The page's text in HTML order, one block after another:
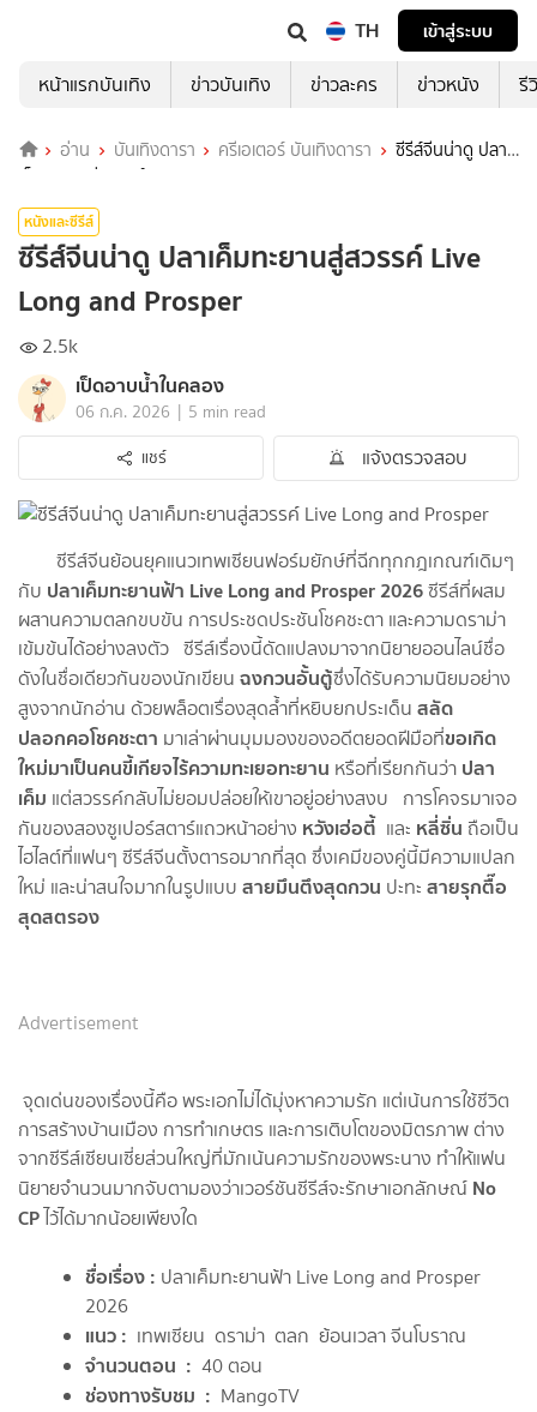
TH
เข้าสู่ระบบ
หน้าแรกบันเทิง
ข่าวบันเทิง ข่าวละคร ข่าวหนัง รี
อ่าน บันเทิงดารา ครีเอเตอร์ บันเทิงดารา
ซีรีส์จีนน่าดู ปลา
เค็มทะยานสู่สวรรค์ Live Long and Prosper
หนังและซีรีส์
ซีรีส์จีนน่าดู ปลาเค็มทะยานสู่สวรรค์ Live
Long and Prosper
2.5k
เป็ดอาบน้ำในคลอง
06 ก.ค. 2026 | 5 min read
แชร์
แจ้งตรวจสอบ
ซีรีส์จีนย้อนยุคแนวเทพเซียนฟอร์มยักษ์ที่ฉีกทุกกฎเกณฑ์เดิมๆ
กับ ปลาเค็มทะยานฟ้า Live Long and Prosper 2026ซีรีส์ที่ผสม
ผสานความตลกขบขัน การประชดประชันโชคชะตา และความดราม่า
เข้มข้นได้อย่างลงตัว ซีรีส์เรื่องนี้ดัดแปลงมาจากนิยายออนไลน์ชื่อ
ดังในชื่อเดียวกันของนักเขียน ฉงกวนอั้นตู้ซึ่งได้รับความนิยมอย่าง
สูงจากนักอ่าน ด้วยพล็อตเรื่องสุดล้ำที่หยิบยกประเด็น สลัด
ปลอกคอโชคชะตา มาเล่าผ่านมุมมองของอดีตยอดฝีมือที่ขอเกิด
ใหม่มาเป็นคนขี้เกียจไร้ความทะเยอทะยาน หรือที่เรียกกันว่า ปลา
เค็ม แต่สวรรค์กลับไม่ยอมปล่อยให้เขาอยู่อย่างสงบ การโคจรมาเจอ
กันของสองซูเปอร์สตาร์แถวหน้าอย่าง หวังเฮ่อตี้ และ หลี่ซิ่น ถือเป็น
ไฮไลต์ที่แฟนๆ ซีรีส์จีนตั้งตารอมากที่สุด ซึ่งเคมีของคู่นี้มีความแปลก
ใหม่ และน่าสนใจมากในรูปแบบ สายมึนตึงสุดกวน ปะทะ สายรุกตื๊อ
สุดสตรอง
Advertisement
จุดเด่นของเรื่องนี้คือ พระเอกไม่ได้มุ่งหาความรัก แต่เน้นการใช้ชีวิต
การสร้างบ้านเมือง การทำเกษตร และการเติบโตของมิตรภาพ ต่าง
จากซีรีส์เซียนเซี่ยส่วนใหญ่ที่มักเน้นความรักของพระนาง ทำให้แฟน
นิยายจำนวนมากจับตามองว่าเวอร์ชันซีรีส์จะรักษาเอกลักษณ์ No
CP ไว้ได้มากน้อยเพียงใด
ชื่อเรื่อง : ปลาเค็มทะยานฟ้า Live Long and Prosper
2026
แนว: เทพเซียน ดราม่า ตลก ย้อนเวลา จีนโบราณ
จำนวนตอน : 40 ตอน
ช่องทางรับชม : MangoTV